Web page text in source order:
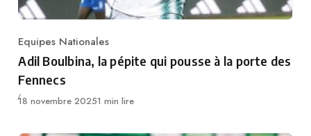
Category
Equipes Nationales
Adil Boulbina, la pépite qui pousse à la porte des
Fennecs
Publié
18 novembre 20251 min lire